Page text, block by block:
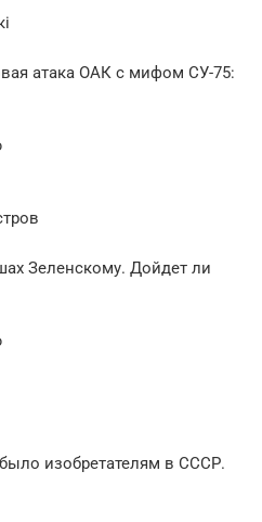
атака ОАК с мифом СУ-75:
Зеленскому. Дойдет ли
изобретателям в СССР.